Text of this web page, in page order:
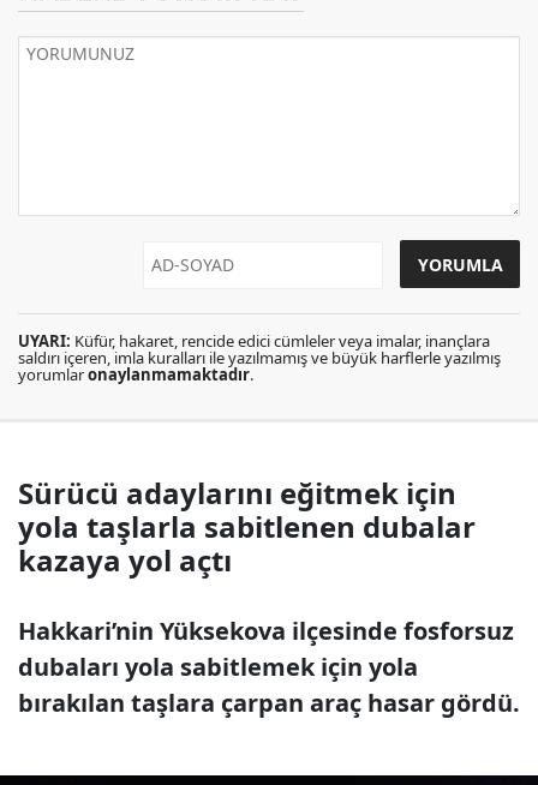
UYARI: Küfür, hakaret, rencide edici cümleler veya imalar, inançlara
saldırı içeren, imla kuralları ile yazılmamış ve büyük harflerle yazılmış
yorumlaronaylanmamaktadır.
Sürücü adaylarını eğitmek için
yola taşlarla sabitlenen dubalar
kazaya yol açtı
Hakkari’nin Yüksekova ilçesinde fosforsuz
dubaları yola sabitlemek için yola
bırakılan taşlara çarpan araç hasar gördü.